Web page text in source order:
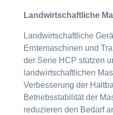
Landwirtschaftliche
Landwirtschaftliche
Erntemaschinen und
der Serie HCP stützen
landwirtschaftlichen
Verbesserung der
Betriebsstabilität der
reduzieren den Bedarf